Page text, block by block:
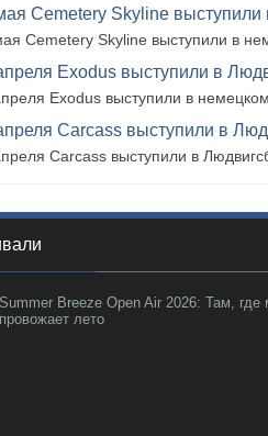
Cemetery Skyline выступили
Cemetery Skyline выступили в
Exodus выступили в
Exodus выступили в
Carcass выступили в
Carcass выступили в
Summer Breeze Open Air 2026: Там, где
провожает лето